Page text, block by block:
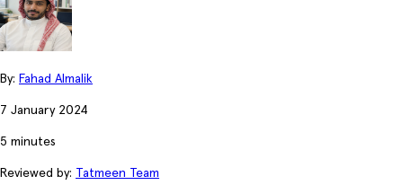
By: Fahad Almalik
7 January 2024
5 minutes
Reviewed by: Tatmeen Team